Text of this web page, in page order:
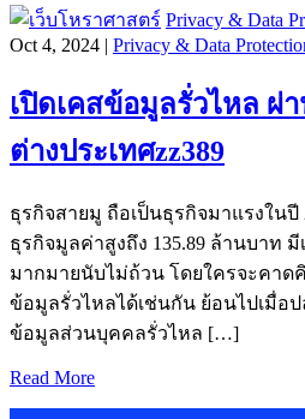
Privacy & Data
Oct 4, 2024 | Privacy & Data
เปิดเคสข้อมูลรั่วไหล ผ่
ต่างประเทศzz389
ธุรกิจสายมู ถือเป็นธุรกิจมาแรงในปี
ธุรกิจมูลค่าสูงถึง 135.89 ล้านบาท
มากมายนับไม่ถ้วน โดยใครจะคาด
ข้อมูลรั่วไหลได้เช่นกัน ย้อนไปเมื่อ
ข้อมูลส่วนบุคคลรั่วไหล […]
Read More